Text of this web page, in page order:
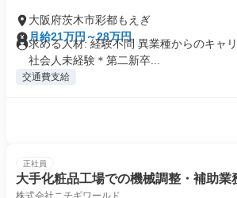
大阪府茨木市彩都もえぎ
月給21万円～28万円
求める人材: 経験不問 異業種からのキャ
社会人未経験＊第二新卒...
交通費支給
正社員
大手化粧品工場での機械調整・補助
株式会社ニチギワールド